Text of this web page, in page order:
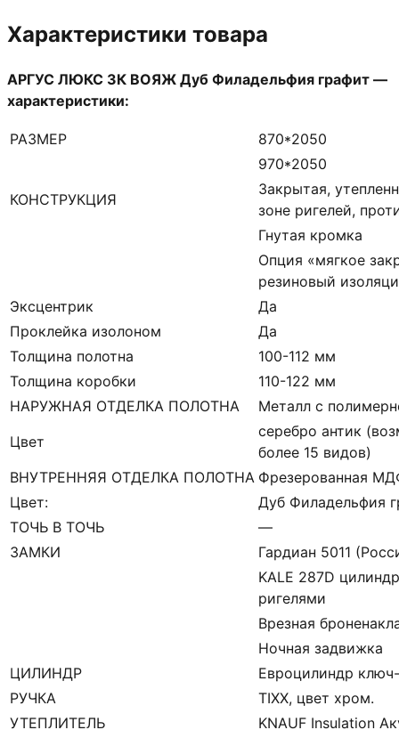
Характеристики товара
АРГУС ЛЮКС 3К ВОЯЖ Дуб Филадельфия графит —
характеристики:
РАЗМЕР
870*2050
970*2050
КОНСТРУКЦИЯ
Закрытая,
зоне ригелей,
Гнутая кромка
Опция «мягкое
резиновый
Эксцентрик
Да
Проклейка изолоном
Да
Толщина полотна
100-112 мм
Толщина коробки
110-122 мм
НАРУЖНАЯ ОТДЕЛКА ПОЛОТНА
Металл с
Цвет
серебро антик
более 15 видов)
ВНУТРЕННЯЯ ОТДЕЛКА ПОЛОТНА Фрезерованная
Цвет:
Дуб Филадельфия
ТОЧЬ В ТОЧЬ
—
ЗАМКИ
Гардиан 5011
KALE 287D
ригелями
Врезная
Ночная задвижка
ЦИЛИНДР
Евроцилиндр
РУЧКА
TIXX, цвет хром.
УТЕПЛИТЕЛЬ
KNAUF Insulation